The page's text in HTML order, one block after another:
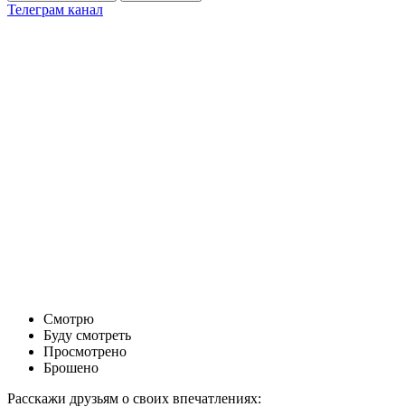
Телеграм канал
Смотрю
Буду смотреть
Просмотрено
Брошено
Расскажи друзьям о своих впечатлениях: